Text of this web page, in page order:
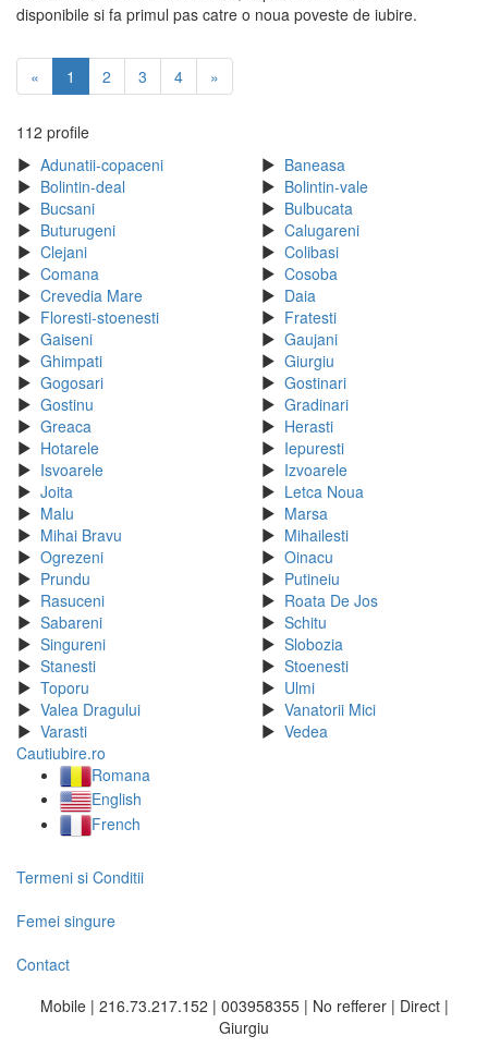
disponibile si fa primul pas catre o noua poveste de iubire.
« 1 2 3 4 »
112 profile
Adunatii-copaceni
Baneasa
Bolintin-deal
Bolintin-vale
Bucsani
Bulbucata
Buturugeni
Calugareni
Clejani
Colibasi
Comana
Cosoba
Crevedia Mare
Daia
Floresti-stoenesti
Fratesti
Gaiseni
Gaujani
Ghimpati
Giurgiu
Gogosari
Gostinari
Gostinu
Gradinari
Greaca
Herasti
Hotarele
Iepuresti
Isvoarele
Izvoarele
Joita
Letca Noua
Malu
Marsa
Mihai Bravu
Mihailesti
Ogrezeni
Oinacu
Prundu
Putineiu
Rasuceni
Roata De Jos
Sabareni
Schitu
Singureni
Slobozia
Stanesti
Stoenesti
Toporu
Ulmi
Valea Dragului
Vanatorii Mici
Varasti
Vedea
Cautiubire.ro
Romana
English
French
Termeni si Conditii
Femei singure
Contact
Mobile | 216.73.217.152 | 003958355 | No refferer | Direct |
Giurgiu